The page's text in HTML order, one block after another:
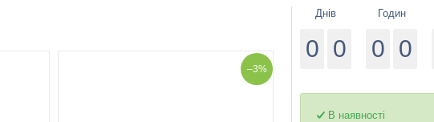
–3%
Днів
0 0
Годин
0 0
В наявності